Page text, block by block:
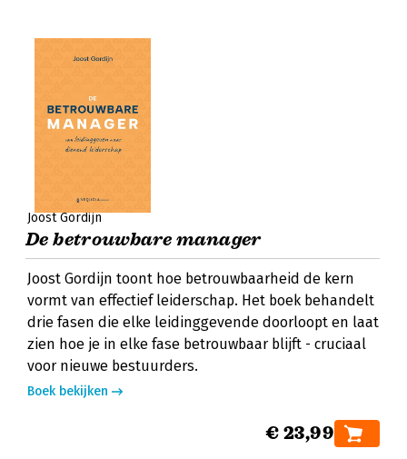
Joost Gordijn
De betrouwbare manager
Joost Gordijn toont hoe betrouwbaarheid de kern
vormt van effectief leiderschap. Het boek behandelt
drie fasen die elke leidinggevende doorloopt en laat
zien hoe je in elke fase betrouwbaar blijft - cruciaal
voor nieuwe bestuurders.
Boek bekijken
€ 23,99